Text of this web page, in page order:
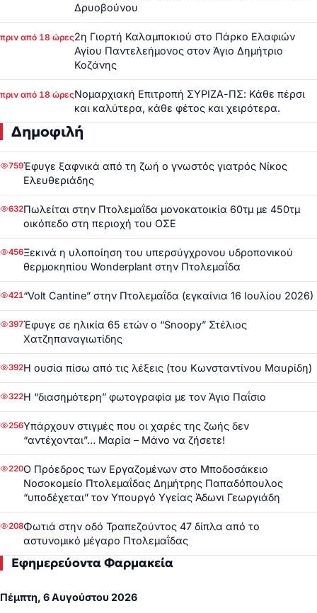
Δρυοβούνου
πριν από 18 ώρες2η Γιορτή Καλαμποκιού στο Πάρκο Ελαφιών
Αγίου Παντελεήμονος στον Άγιο Δημήτριο
Κοζάνης
πριν από 18 ώρεςΝομαρχιακή Επιτροπή ΣΥΡΙΖΑ-ΠΣ: Κάθε πέρσι
και καλύτερα, κάθε φέτος και χειρότερα.
Δημοφιλή
759Έφυγε ξαφνικά από τη ζωή ο γνωστός γιατρός Νίκος
Ελευθεριάδης
632Πωλείται στην Πτολεμαΐδα μονοκατοικία 60τμ με 450τμ
οικόπεδο στη περιοχή του ΟΣΕ
456Ξεκινά η υλοποίηση του υπερσύγχρονου υδροπονικού
θερμοκηπίου Wonderplant στην Πτολεμαΐδα
421“Volt Cantine” στην Πτολεμαΐδα (εγκαίνια 16 Ιουλίου 2026)
397Έφυγε σε ηλικία 65 ετών ο “Snoopy” Στέλιος
Χατζηπαναγιωτίδης
392Η ουσία πίσω από τις λέξεις (του Κωνσταντίνου Μαυρίδη)
322Η “διασημότερη” φωτογραφία με τον Άγιο Παΐσιο
256Υπάρχουν στιγμές που οι χαρές της ζωής δεν
“αντέχονται”… Μαρία – Μάνο να ζήσετε!
220Ο Πρόεδρος των Εργαζομένων στο Μποδοσάκειο
Νοσοκομείο Πτολεμαΐδας Δημήτρης Παπαδόπουλος
“υποδέχεται” τον Υπουργό Υγείας Άδωνι Γεωργιάδη
208Φωτιά στην οδό Τραπεζούντος 47 δίπλα από το
αστυνομικό μέγαρο Πτολεμαΐδας
Εφημερεύοντα Φαρμακεία
Πέμπτη, 6 Αυγούστου 2026